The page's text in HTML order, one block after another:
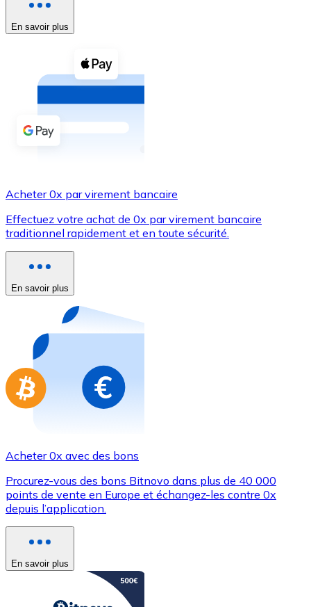
Voir toutes
Coupons crypto
Achetez des cryptomonnaies en espèces et d'autres
Acheter avec espèces
Virement SEPA
Utilisez les cartes Visa et Mastercard pour acheter
Acheter avec carte
Nouveau
Achetez des cartes-cadeaux de vos marques
Aller à la boutique de cartes-cadeaux
En savoir plus
Acheter 0x par virement bancaire
Effectuez votre achat de 0x par virement bancaire
traditionnel rapidement et en toute sécurité.
En savoir plus
Acheter 0x avec des bons
Procurez-vous des bons Bitnovo dans plus de 40 000
points de vente en Europe et échangez-les contre 0x
depuis l’application.
En savoir plus